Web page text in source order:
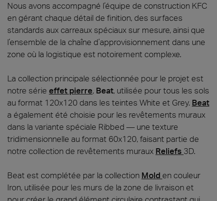
Nous avons accompagné l’équipe de construction KFC
en gérant chaque détail de finition, des surfaces
standards aux carreaux spéciaux sur mesure, ainsi que
l’ensemble de la chaîne d’approvisionnement dans une
zone où la logistique est notoirement complexe.
La collection principale sélectionnée pour le projet est
notre série effet pierre, Beat, utilisée pour tous les sols
au format 120x120 dans les teintes White et Grey. Beat
a également été choisie pour les revêtements muraux
dans la variante spéciale Ribbed — une texture
tridimensionnelle au format 60x120, faisant partie de
notre collection de revêtements muraux Reliefs 3D.
Beat est complétée par la collection Mold en couleur
Iron, utilisée pour les murs de la zone de livraison et